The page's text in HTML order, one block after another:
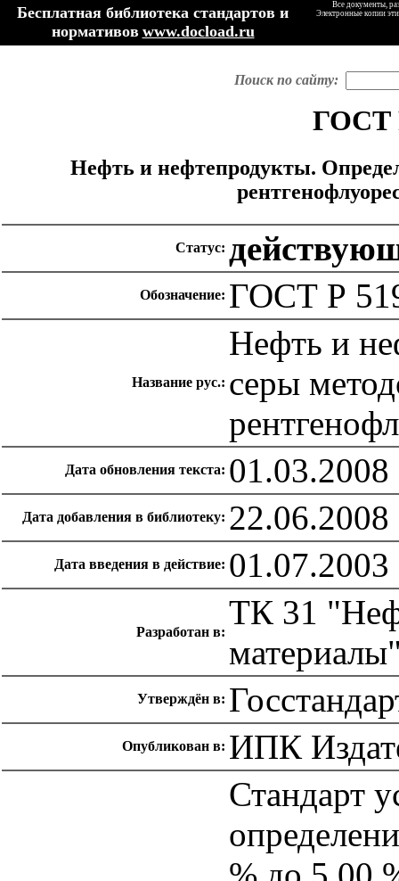
Бесплатная библиотека стандартов и
нормативов www.docload.ru
Все документы,
Электронные копии
Поиск по сайту:
ГОСТ
Нефть и нефтепродукты.
Статус:
Обозначение: ГОСТ Р
Название рус.:
Нефть и
серы
Дата обновления текста: 01.03.2008
Дата добавления в библиотеку: 22.06.2008
Дата введения в действие: 01.07.2003
Разработан в:
ТК 31
Утверждён в:
Опубликован в: ИПК
Стандарт